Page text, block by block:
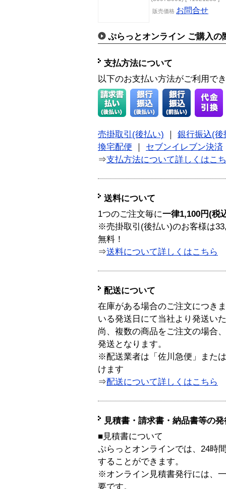
販売価格 お問合せ
ぷらっとオンライン ご購入の
支払方法について
以下のお支払い方法がご利用で
売掛取引(後払い)
銀行振込(後
換宅配便
セブンイレブン決済
⇒支払方法について詳しくはこ
送料について
1つのご注文毎に一律1,100円(税
※売掛取引(後払い)のお客様は
無料！
⇒送料について詳しくはこちら
配送について
在庫がある場合のご注文につき
いる発送日にて当社より発送い
尚、複数の商品をご注文の場合
発送となります。
※配送業者は「佐川急便」また
けます
⇒配送について詳しくはこちら
見積書・請求書・納品書等の
■見積書について
ぷらっとオンラインでは、24時
することができます。
※オンライン見積書発行には、
要です。